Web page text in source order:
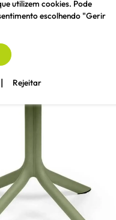
utilizem cookies. Pode
escolhendo "Gerir
| Rejeitar